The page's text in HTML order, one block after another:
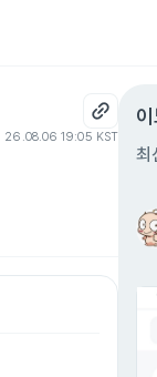
26.08.06 19:05 KST
최